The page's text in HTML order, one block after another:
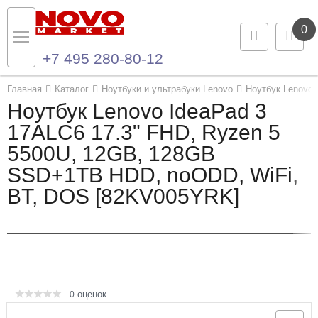
0
+7 495 280-80-12
Главная Каталог Ноутбуки и ультрабуки Lenovo Ноутбук
Ноутбук Lenovo IdeaPad 3
17ALC6 17.3" FHD, Ryzen 5
5500U, 12GB, 128GB
SSD+1TB HDD, noODD, WiFi,
BT, DOS [82KV005YRK]
0 оценок
Назад
Каталог продукции
Ноутбуки и ультрабуки
Компьютеры
Назад
Контакты
Контактная информация